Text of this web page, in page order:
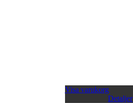
Visa varukorg
Detaljer